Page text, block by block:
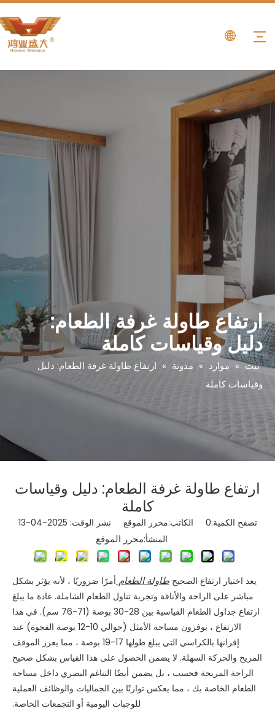
ارتفاع طاولة غرفة الطعام:
دليل وقياسات كاملة
بيت » موارد » مدونة » ارتفاع طاولة غرفة الطعام: دليل
وقياسات كاملة
ارتفاع طاولة غرفة الطعام: دليل وقياسات
كاملة
تصفح الكمية:0
الكاتب:محرر الموقع نشر الوقت: 2025-04-13
المنشأ:محرر الموقع
يعد اختيار ارتفاع الصحيح طاولة الطعام أمرًا ضروريًا ، لأنه يؤثر بشكل
مباشر على الراحة والأناقة وتجربة تناول الطعام الشاملة. عادة ما يبلغ
ارتفاع جداول الطعام القياسية بين 28-30 بوصة (71-76 سم). في هذا
الارتفاع ، يوفرون مساحة الأمثل (حوالي 10-12 بوصة الفجوة) عند
إقرانها بالكراسي التي يبلغ طولها 17-19 بوصة ، مما يعزز الموقف
المريح والحركة السهلة. لا يضمن الحصول على هذا القياس بشكل صحيح
الراحة المريحة فحسب ، بل يضمن أيضًا التناغم البصري داخل مساحة
الطعام الخاصة بك ، مما يعكس توازنًا بين الجماليات والوظائف العملية
للوجبات اليومية أو التجمعات الخاصة.